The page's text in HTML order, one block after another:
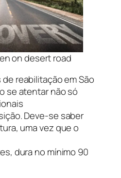
on desert road
reabilitação em São
se atentar não só
Deve-se saber
uma vez que o
dura no mínimo 90